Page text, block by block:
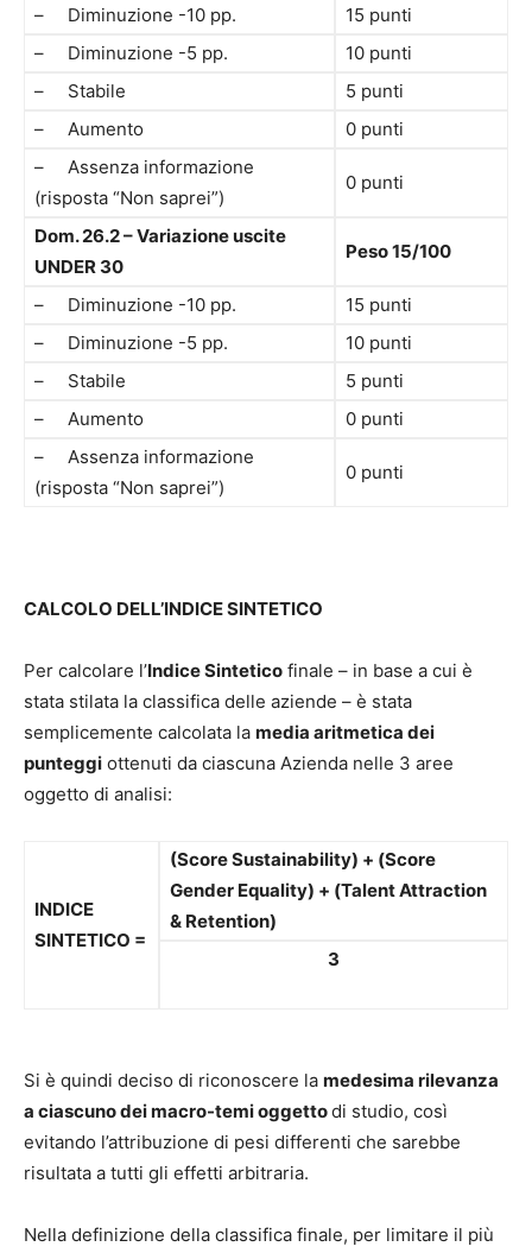
– Diminuzione -10 pp.
15 punti
– Diminuzione -5 pp.
10 punti
– Stabile
5 punti
– Aumento
0 punti
– Assenza informazione
(risposta “Non saprei”)
0 punti
Dom. 26.2 – Variazione uscite
UNDER 30
Peso 15/100
– Diminuzione -10 pp.
15 punti
– Diminuzione -5 pp.
10 punti
– Stabile
5 punti
– Aumento
0 punti
– Assenza informazione
(risposta “Non saprei”)
0 punti
CALCOLO DELL’INDICE SINTETICO
Per calcolare l’Indice Sintetico finale – in base a cui è
stata stilata la classifica delle aziende – è stata
semplicemente calcolata la media aritmetica dei
punteggi ottenuti da ciascuna Azienda nelle 3 aree
oggetto di analisi:
INDICE
SINTETICO =
(Score Sustainability) + (Score
Gender Equality) + (Talent Attraction
& Retention)
3
Si è quindi deciso di riconoscere la medesima rilevanza
a ciascuno dei macro-temi oggettodi studio, così
evitando l’attribuzione di pesi differenti che sarebbe
risultata a tutti gli effetti arbitraria.
Nella definizione della classifica finale, per limitare il più